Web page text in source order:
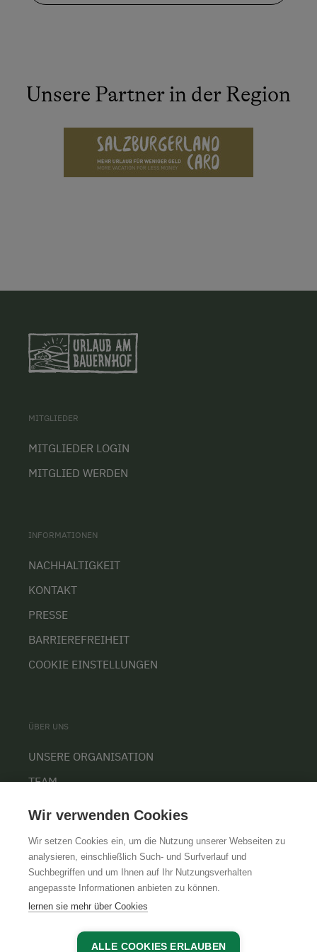
Unsere Partner in der Region
MITGLIEDER
MITGLIEDER LOGIN
MITGLIED WERDEN
INFORMATIONEN
NACHHALTIGKEIT
KONTAKT
PRESSE
BARRIEREFREIHEIT
COOKIE EINSTELLUNGEN
ÜBER UNS
UNSERE ORGANISATION
TEAM
KARRIERE
AGBIMPRESSUMDATENSCHUTZ
Wir verwenden Cookies
Wir setzen Cookies ein, um die Nutzung unserer Webseiten zu
analysieren, einschließlich Such- und Surfverlauf und
Suchbegriffen und um Ihnen auf Ihr Nutzungsverhalten
angepasste Informationen anbieten zu können.
lernen sie mehr über Cookies
ALLE COOKIES ERLAUBEN